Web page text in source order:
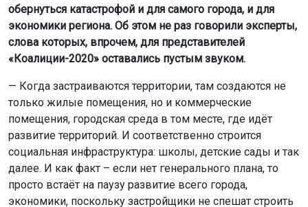
обернуться катастрофой и для самого города, и для
экономики региона. Об этом не раз говорили эксперты,
слова которых, впрочем, для представителей
«Коалиции-2020» оставались пустым звуком.
— Когда застраиваются территории, там создаются не
только жилые помещения, но и коммерческие
помещения, городская среда в том месте, где идёт
развитие территорий. И соответственно строится
социальная инфраструктура: школы, детские сады и так
далее. И как факт – если нет генерального плана, то
просто встаёт на паузу развитие всего города,
экономики, поскольку застройщики не спешат строить